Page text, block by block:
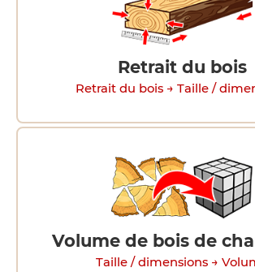
Retrait du bois
Retrait du bois → Taille /
Volume de bois de
Taille / dimensions →